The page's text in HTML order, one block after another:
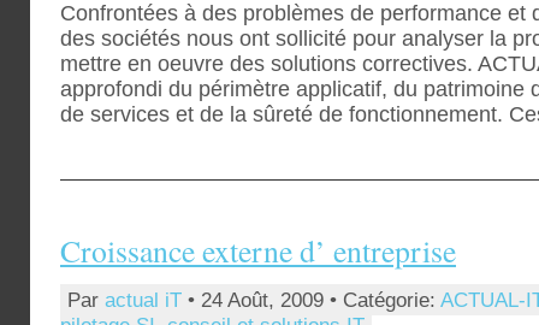
Confrontées à des problèmes de performance et
des sociétés nous ont sollicité pour analyser la
mettre en oeuvre des solutions correctives.
approfondi du périmètre applicatif, du patrimoine
de services et de la sûreté de fonctionnement.
Croissance externe d’ entreprise
Par actual iT • 24 Août, 2009 • Catégorie: ACTUAL-